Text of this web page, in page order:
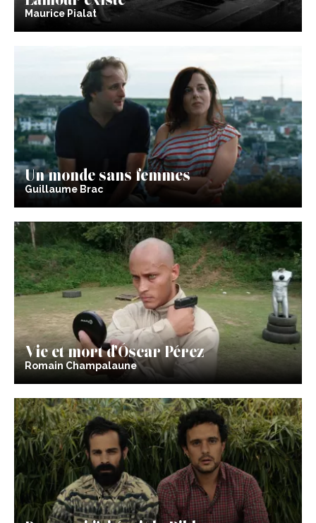
Maurice Pialat
Un monde sans femmes
Guillaume Brac
Vie et mort d’Óscar Pérez
Romain Champalaune